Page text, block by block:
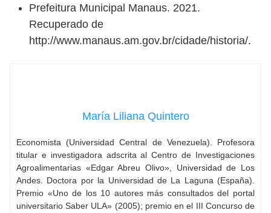
Prefeitura Municipal Manaus. 2021.
Recuperado de
http://www.manaus.am.gov.br/cidade/historia/.
María Liliana Quintero
Economista (Universidad Central de Venezuela). Profesora
titular e investigadora adscrita al Centro de Investigaciones
Agroalimentarias «Edgar Abreu Olivo», Universidad de Los
Andes. Doctora por la Universidad de La Laguna (España).
Premio «Uno de los 10 autores más consultados del portal
universitario Saber ULA» (2005); premio en el III Concurso de